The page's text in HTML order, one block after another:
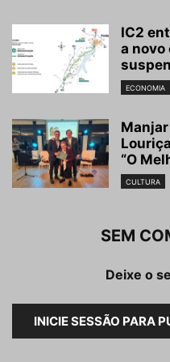
IC2
a novo
ECONOMIA
“O
CULTURA
SEM
Deixe o
INICIE SESSÃO PARA